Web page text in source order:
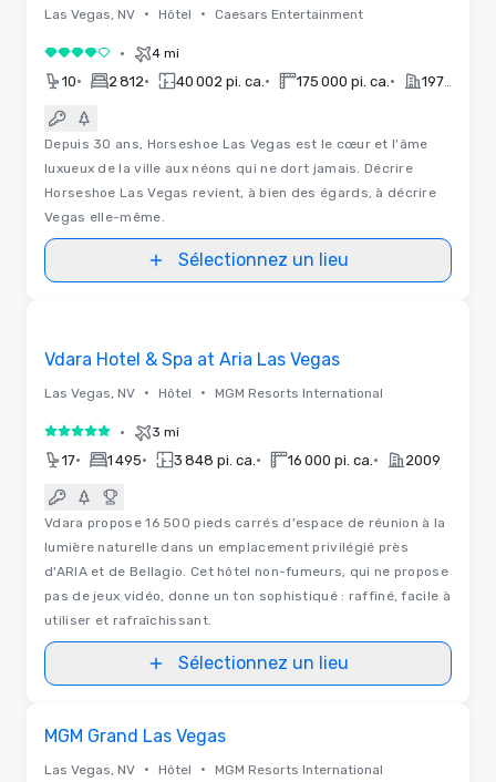
Las Vegas, NV • Hôtel • Caesars Entertainment
4 sur 5 • 4 mi
10• 2 812• 40 002 pi. ca. • 175 000 pi. ca. •
Depuis 30 ans, Horseshoe Las Vegas est le cœur et l'âme
luxueux de la ville aux néons qui ne dort jamais. Décrire
Horseshoe Las Vegas revient, à bien des égards, à décrire
Vegas elle-même.
Sélectionnez un lieu
Vdara Hotel & Spa at Aria Las Vegas
Las Vegas, NV • Hôtel • MGM Resorts International
5 sur 5 • 3 mi
17• 1 495• 3 848 pi. ca. • 16 000 pi. ca. • 2009
Vdara propose 16 500 pieds carrés d'espace de réunion à la
lumière naturelle dans un emplacement privilégié près
d'ARIA et de Bellagio. Cet hôtel non-fumeurs, qui ne propose
pas de jeux vidéo, donne un ton sophistiqué : raffiné, facile à
utiliser et rafraîchissant.
Sélectionnez un lieu
MGM Grand Las Vegas
Las Vegas, NV • Hôtel • MGM Resorts International